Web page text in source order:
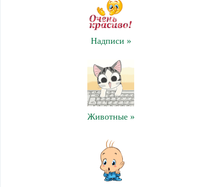
Надписи »
Животные »